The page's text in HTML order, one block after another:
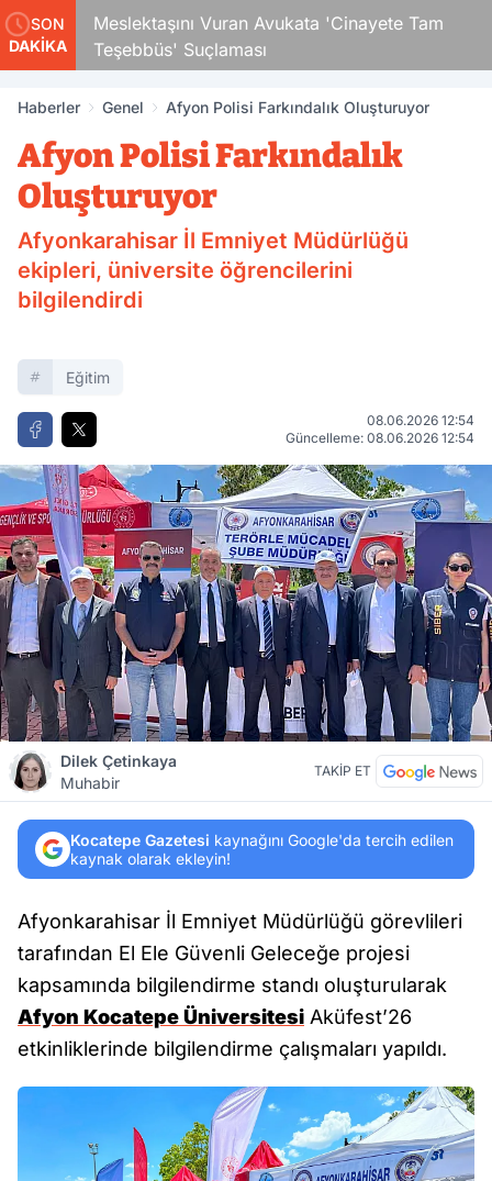
SON
DAKİKA
Meslektaşını Vuran Avukata 'Cinayete Tam
Teşebbüs' Suçlaması
Haberler Genel Afyon Polisi Farkındalık Oluşturuyor
Afyon Polisi Farkındalık
Oluşturuyor
Afyonkarahisar İl Emniyet Müdürlüğü
ekipleri, üniversite öğrencilerini
bilgilendirdi
Eğitim
08.06.2026 12:54
Güncelleme: 08.06.2026 12:54
Dilek Çetinkaya
Muhabir
TAKİP ET
Kocatepe Gazetesi kaynağını Google'da tercih edilen
kaynak olarak ekleyin!
Afyonkarahisar İl Emniyet Müdürlüğü görevlileri
tarafından El Ele Güvenli Geleceğe projesi
kapsamında bilgilendirme standı oluşturularak
Afyon Kocatepe Üniversitesi Aküfest’26
etkinliklerinde bilgilendirme çalışmaları yapıldı.